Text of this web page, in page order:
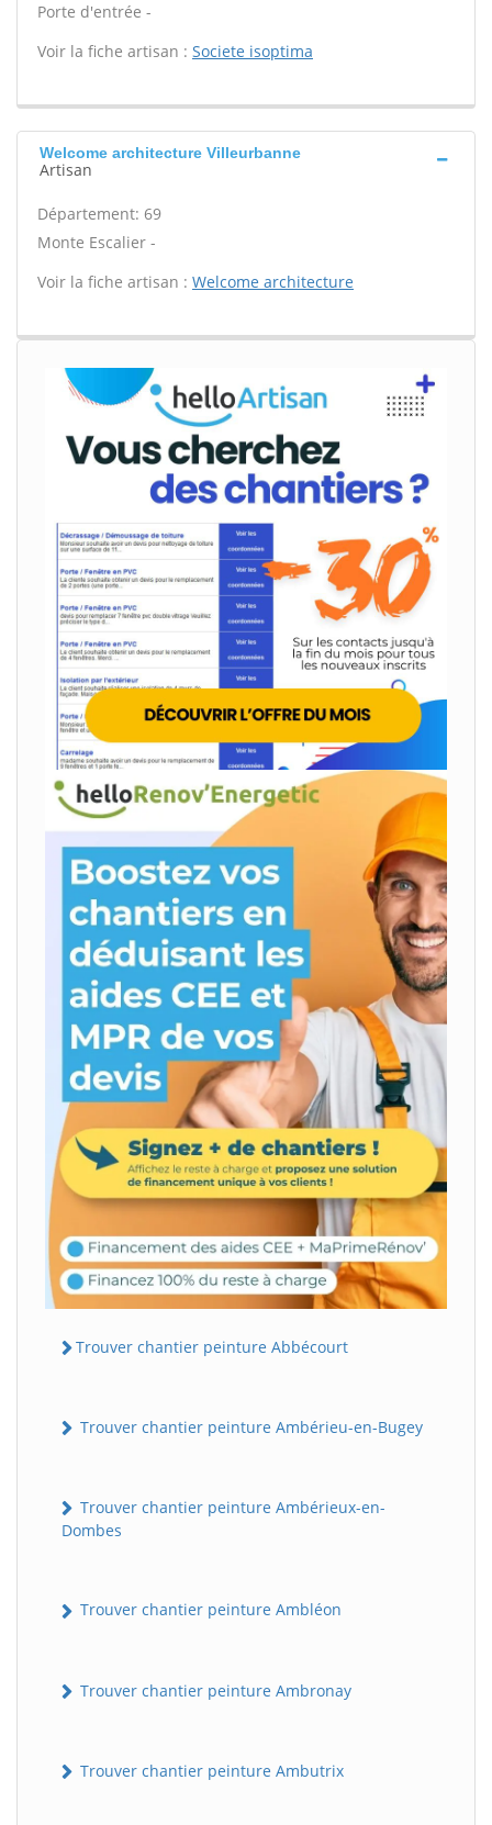
Porte d'entrée -
Voir la fiche artisan : Societe isoptima
Welcome architecture Villeurbanne
Artisan
Département: 69
Monte Escalier -
Voir la fiche artisan : Welcome architecture
Trouver chantier peinture Abbécourt
Trouver chantier peinture Ambérieu-en-Bugey
Trouver chantier peinture Ambérieux-en-
Dombes
Trouver chantier peinture Ambléon
Trouver chantier peinture Ambronay
Trouver chantier peinture Ambutrix